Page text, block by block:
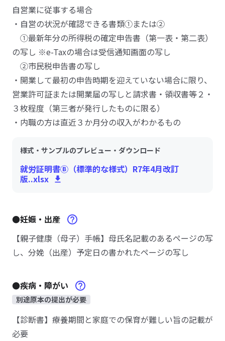
自営業に従事する場合
・自営の状況が確認できる書類①または②
①最新年分の所得税の確定申告書（第一表・第二表）
の写し ※e-Taxの場合は受信通知画面の写し
②市民税申告書の写し
・開業して最初の申告時期を迎えていない場合に限り、
営業許可証または開業届の写しと請求書・領収書等２・
３枚程度（第三者が発行したものに限る）
・内職の方は直近３か月分の収入がわかるもの
様式・サンプルのプレビュー・ダウンロード
就労証明書Ⓑ（標準的な様式）R7年4月改訂
版..xlsx
●妊娠・出産
【親子健康（母子）手帳】母氏名記載のあるページの写
し、分娩（出産）予定日の書かれたページの写し
●疾病・障がい
別途原本の提出が必要
【診断書】療養期間と家庭での保育が難しい旨の記載が
必要